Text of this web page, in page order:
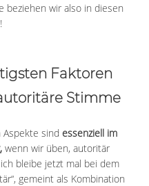
beziehen wir also in diesen
Faktoren
Stimme
Aspekte sind essenziell im
wenn wir üben, autoritär
bleibe jetzt mal bei dem
gemeint als Kombination